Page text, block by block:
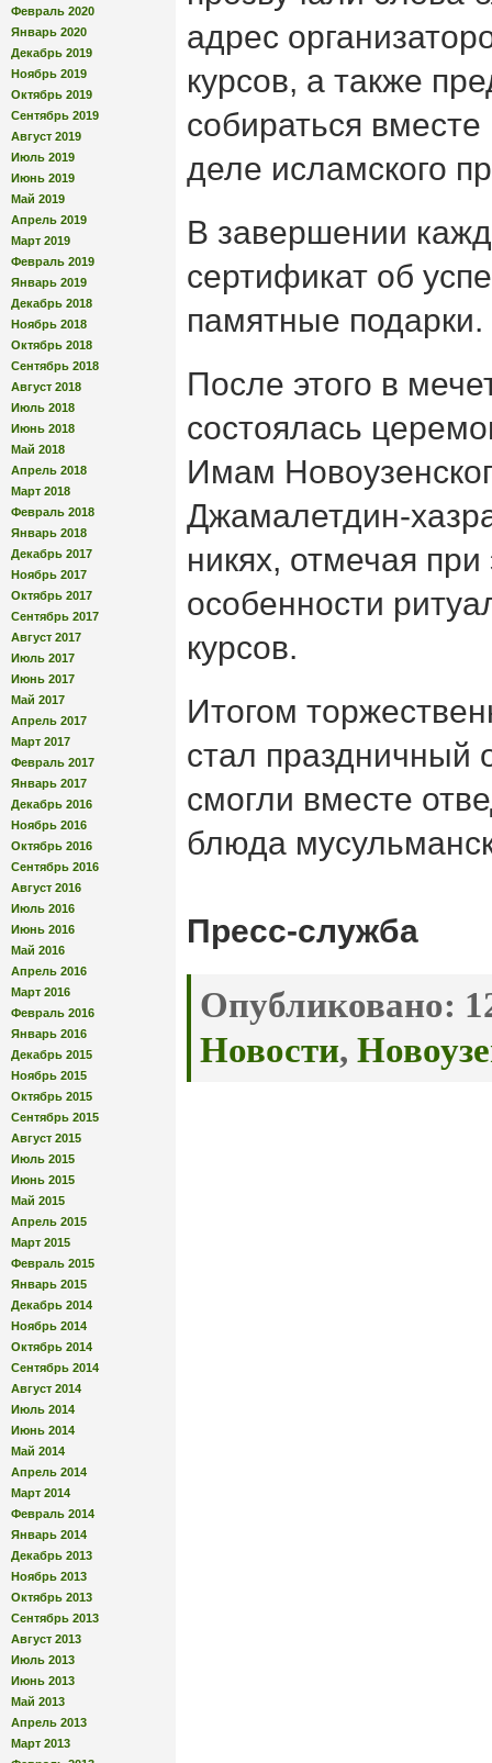
Февраль 2020
Январь 2020
Декабрь 2019
Ноябрь 2019
Октябрь 2019
Сентябрь 2019
Август 2019
Июль 2019
Июнь 2019
Май 2019
Апрель 2019
Март 2019
Февраль 2019
Январь 2019
Декабрь 2018
Ноябрь 2018
Октябрь 2018
Сентябрь 2018
Август 2018
Июль 2018
Июнь 2018
Май 2018
Апрель 2018
Март 2018
Февраль 2018
Январь 2018
Декабрь 2017
Ноябрь 2017
Октябрь 2017
Сентябрь 2017
Август 2017
Июль 2017
Июнь 2017
Май 2017
Апрель 2017
Март 2017
Февраль 2017
Январь 2017
Декабрь 2016
Ноябрь 2016
Октябрь 2016
Сентябрь 2016
Август 2016
Июль 2016
Июнь 2016
Май 2016
Апрель 2016
Март 2016
Февраль 2016
Январь 2016
Декабрь 2015
Ноябрь 2015
Октябрь 2015
Сентябрь 2015
Август 2015
Июль 2015
Июнь 2015
Май 2015
Апрель 2015
Март 2015
Февраль 2015
Январь 2015
Декабрь 2014
Ноябрь 2014
Октябрь 2014
Сентябрь 2014
Август 2014
Июль 2014
Июнь 2014
Май 2014
Апрель 2014
Март 2014
Февраль 2014
Январь 2014
Декабрь 2013
Ноябрь 2013
Октябрь 2013
Сентябрь 2013
Август 2013
Июль 2013
Июнь 2013
Май 2013
Апрель 2013
Март 2013
адрес
курсов, а также
собираться
деле исламского
В завершении
сертификат об
памятные подарки.
После этого в
состоялась
Имам
Джамалетдин-
никях, отмечая при
особенности
курсов.
Итогом
стал праздничный
смогли вместе
блюда
Пресс-служба
Опубликовано:
Новости,